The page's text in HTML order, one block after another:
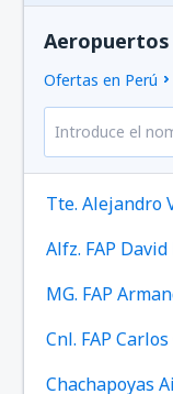
Aeropuertos
Ofertas en Perú
Tte. Alejandro
Alfz. FAP
MG. FAP
Cnl. FAP
Chachapoyas